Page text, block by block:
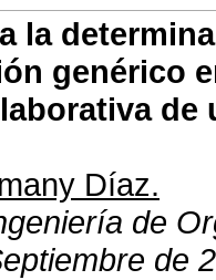
la
genérico
Díaz.
de
de